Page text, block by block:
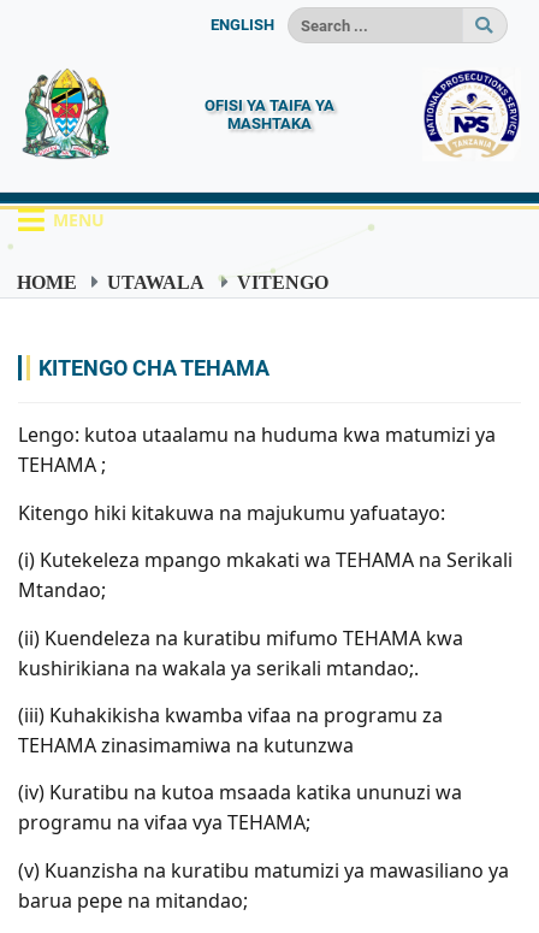
ENGLISH
OFISI YA TAIFA YA
MASHTAKA
MENU
HOME UTAWALA
VITENGO
KITENGO CHA TEHAMA
Lengo: kutoa utaalamu na huduma kwa matumizi ya
TEHAMA ;
Kitengo hiki kitakuwa na majukumu yafuatayo:
(i) Kutekeleza mpango mkakati wa TEHAMA na Serikali
Mtandao;
(ii) Kuendeleza na kuratibu mifumo TEHAMA kwa
kushirikiana na wakala ya serikali mtandao;.
(iii) Kuhakikisha kwamba vifaa na programu za
TEHAMA zinasimamiwa na kutunzwa
(iv) Kuratibu na kutoa msaada katika ununuzi wa
programu na vifaa vya TEHAMA;
(v) Kuanzisha na kuratibu matumizi ya mawasiliano ya
barua pepe na mitandao;